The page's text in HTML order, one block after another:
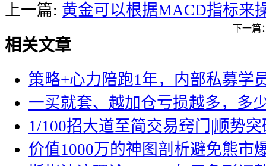
上一篇: 黄金可以根据MACD指标来
下一篇
相关文章
策略+心力陪跑1年，内部私募学
一买就套、越加仓亏损越多，多
1/100招大道至简交易窍门|顺势突
价值1000万的神图剖析避免熊市